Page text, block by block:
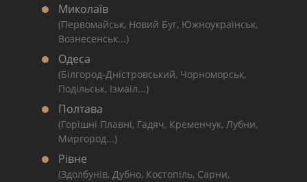
Миколаїв
(Первомайськ, Новий Буг, Южноукраїнськ,
Вознесенськ...)
Одеса
(Білгород-Дністровський, Чорноморськ,
Подільськ, Ізмаїл...)
Полтава
(Горішні Плавні, Гадяч, Кременчук, Лубни,
Миргород...)
Рівне
(Здолбунів, Дубно, Костопіль, Сарни,